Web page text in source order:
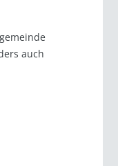
auch